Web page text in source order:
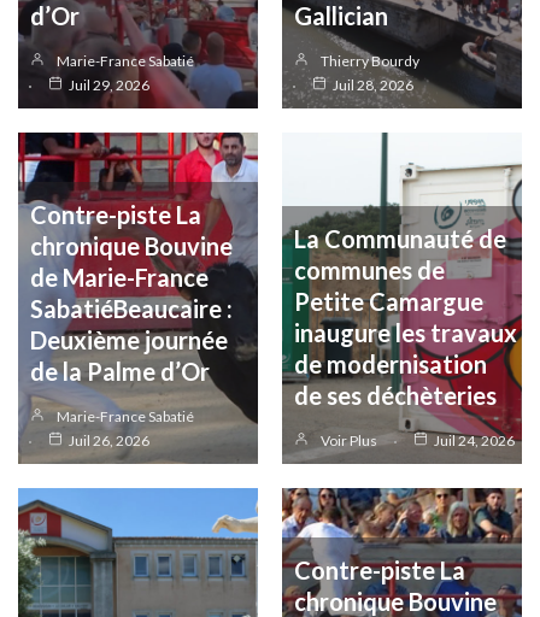
d’Or
Marie-France Sabatié
Juil 29, 2026
Gallician
Thierry Bourdy
Juil 28, 2026
Contre-piste La
chronique Bouvine
de Marie-France
SabatiéBeaucaire :
Deuxième journée
de la Palme d’Or
Marie-France Sabatié
Juil 26, 2026
La Communauté de
communes de
Petite Camargue
inaugure les travaux
de modernisation
de ses déchèteries
Voir Plus Juil 24, 2026
Contre-piste La
chronique Bouvine